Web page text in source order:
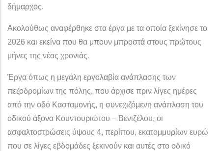
δήμαρχος.
Ακολούθως αναφέρθηκε στα έργα με τα οποία ξεκίνησε το
2026 και εκείνα που θα μπουν μπροστά στους πρώτους
μήνες της νέας χρονιάς.
Έργα όπως η μεγάλη εργολαβία ανάπλασης των
πεζοδρομίων της πόλης, που άρχισε πριν λίγες ημέρες
από την οδό Κασταμονής, η συνεχιζόμενη ανάπλαση του
οδικού άξονα Κουντουριώτου – Βενιζέλου, οι
ασφαλτοστρώσεις ύψους 4, περίπου, εκατομμυρίων ευρώ
που σε λίγες εβδομάδες ξεκινούν και αυτές στο οδικό